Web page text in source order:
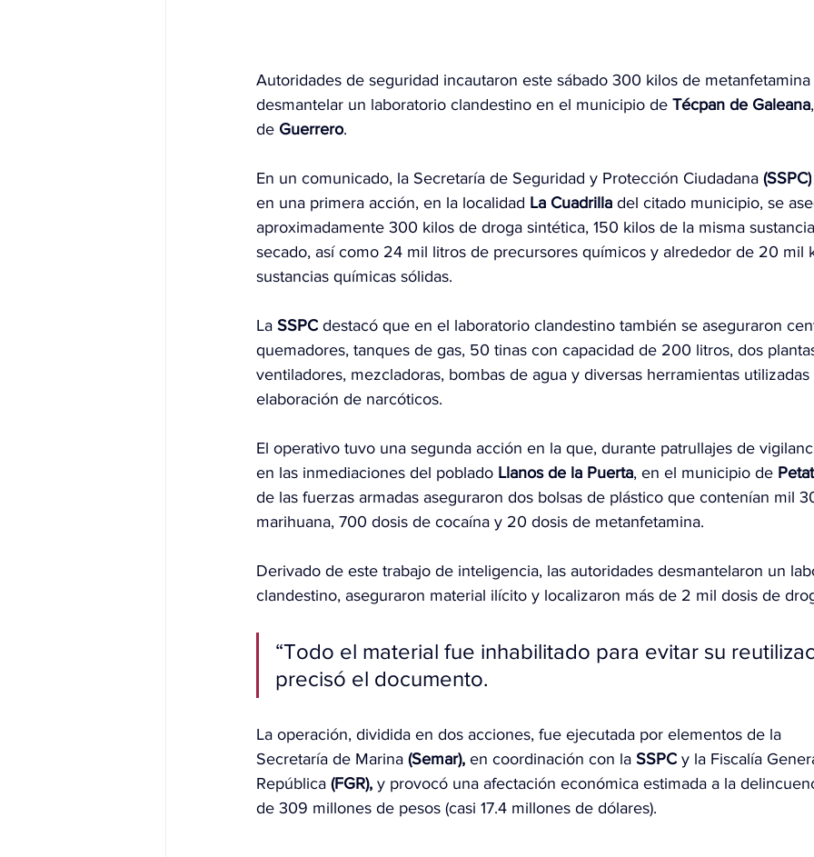
Autoridades de seguridad incautaron este sábado 300 kilos de metanfetamina
desmantelar un laboratorio clandestino en el municipio de Técpan de Galeana
de Guerrero.
En un comunicado, la Secretaría de Seguridad y Protección Ciudadana (SSPC)
en una primera acción, en la localidad La Cuadrilla del citado municipio, se
aproximadamente 300 kilos de droga sintética, 150 kilos de la misma
secado, así como 24 mil litros de precursores químicos y alrededor de 20 mil
sustancias químicas sólidas.
La SSPC destacó que en el laboratorio clandestino también se aseguraron
quemadores, tanques de gas, 50 tinas con capacidad de 200 litros, dos
ventiladores, mezcladoras, bombas de agua y diversas herramientas utilizadas
elaboración de narcóticos.
El operativo tuvo una segunda acción en la que, durante patrullajes de
en las inmediaciones del poblado Llanos de la Puerta, en el municipio de
de las fuerzas armadas aseguraron dos bolsas de plástico que contenían mil
marihuana, 700 dosis de cocaína y 20 dosis de metanfetamina.
Derivado de este trabajo de inteligencia, las autoridades desmantelaron un
clandestino, aseguraron material ilícito y localizaron más de 2 mil dosis de
“Todo el material fue inhabilitado para evitar su
precisó el documento.
La operación, dividida en dos acciones, fue ejecutada por elementos de la
Secretaría de Marina (Semar), en coordinación con la SSPC y la Fiscalía
República (FGR), y provocó una afectación económica estimada a la
de 309 millones de pesos (casi 17.4 millones de dólares).